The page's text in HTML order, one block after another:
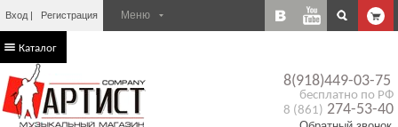
Вход Регистрация
8(918)449-03-75
бесплатно по РФ
8 (861) 274-53-40
Каталог